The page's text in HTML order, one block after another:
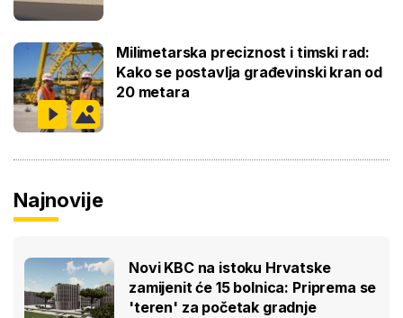
Milimetarska preciznost i timski rad:
Kako se postavlja građevinski kran od
20 metara
Najnovije
Novi KBC na istoku Hrvatske
zamijenit će 15 bolnica: Priprema se
'teren' za početak gradnje